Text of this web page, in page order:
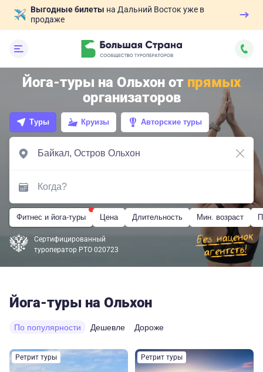
Выгодные билеты на Дальний Восток уже в
продаже
Йога-туры на Ольхон от прямых
организаторов
Туры Круизы Авторские туры
Фитнес и йога-туры Цена Длительность Мин. возраст
Сертифицированный
туроператор РТО 020723
Йога-туры на Ольхон
По популярности Дешевле Дороже
Ретрит туры Ретрит туры